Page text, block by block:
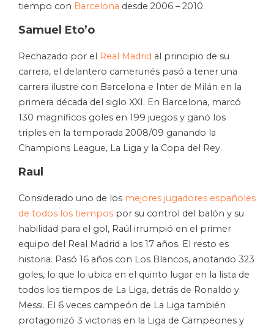
tiempo con Barcelona desde 2006 – 2010.
Samuel Eto’o
Rechazado por el Real Madrid al principio de su
carrera, el delantero camerunés pasó a tener una
carrera ilustre con Barcelona e Inter de Milán en la
primera década del siglo XXI. En Barcelona, ​​marcó
130 magníficos goles en 199 juegos y ganó los
triples en la temporada 2008/09 ganando la
Champions League, La Liga y la Copa del Rey.
Raul
Considerado uno de los mejores jugadores españoles
de todos los tiempos por su control del balón y su
habilidad para el gol, Raúl irrumpió en el primer
equipo del Real Madrid a los 17 años. El resto es
historia. Pasó 16 años con Los Blancos, anotando 323
goles, lo que lo ubica en el quinto lugar en la lista de
todos los tiempos de La Liga, detrás de Ronaldo y
Messi. El 6 veces campeón de La Liga también
protagonizó 3 victorias en la Liga de Campeones y